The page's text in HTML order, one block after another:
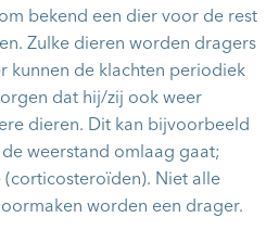
bekend een dier voor de rest
Zulke dieren worden dragers
kunnen de klachten periodiek
dat hij/zij ook weer
dieren. Dit kan bijvoorbeeld
weerstand omlaag gaat;
(corticosteroïden). Niet alle
worden een drager.